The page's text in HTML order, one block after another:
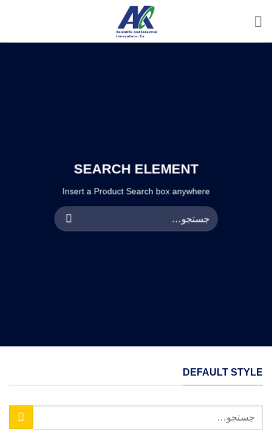
SEARCH ELEMENT
Insert a Product Search box anywhere
جستجو
برای:
DEFAULT STYLE
برای: